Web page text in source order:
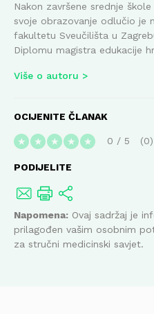
Nakon završene srednje
svoje obrazovanje odlučio je
fakultetu Sveučilišta u
Diplomu magistra edukacije
Više o autoru
OCIJENITE ČLANAK
★ ★ ★ ★ ★ 0 / 5 0
PODIJELITE
Napomena: Ovaj sadržaj je
prilagođen vašim osobnim
za stručni medicinski savjet.